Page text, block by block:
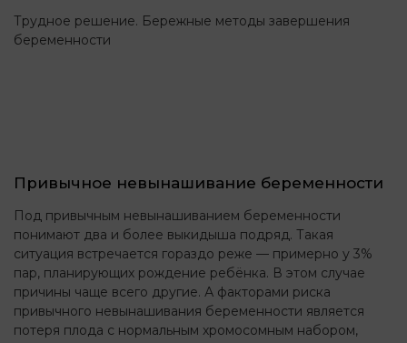
Трудное решение. Бережные методы завершения
беременности
Привычное невынашивание беременности
Под привычным невынашиванием беременности
понимают два и более выкидыша подряд. Такая
ситуация встречается гораздо реже — примерно у 3%
пар, планирующих рождение ребёнка. В этом случае
причины чаще всего другие. А факторами риска
привычного невынашивания беременности является
потеря плода с нормальным хромосомным набором,